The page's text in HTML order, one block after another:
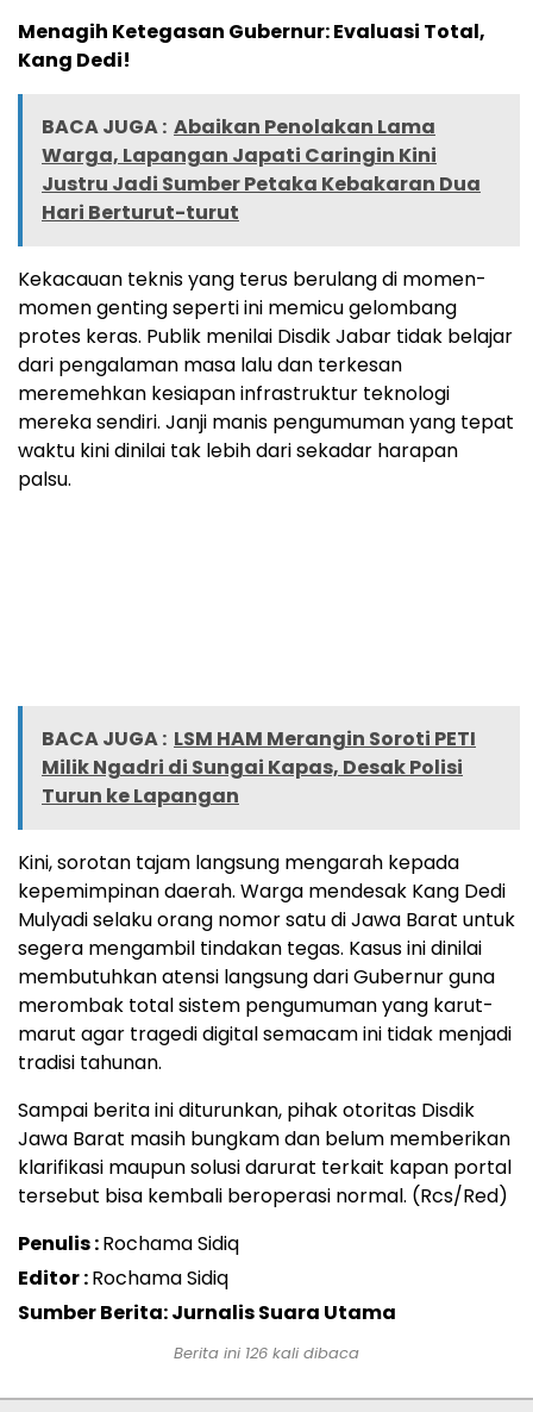
Menagih Ketegasan Gubernur: Evaluasi Total,
Kang Dedi!
BACA JUGA : Abaikan Penolakan Lama
Warga, Lapangan Japati Caringin Kini
Justru Jadi Sumber Petaka Kebakaran Dua
Hari Berturut-turut
Kekacauan teknis yang terus berulang di momen-
momen genting seperti ini memicu gelombang
protes keras. Publik menilai Disdik Jabar tidak belajar
dari pengalaman masa lalu dan terkesan
meremehkan kesiapan infrastruktur teknologi
mereka sendiri. Janji manis pengumuman yang tepat
waktu kini dinilai tak lebih dari sekadar harapan
palsu.
BACA JUGA : LSM HAM Merangin Soroti PETI
Milik Ngadri di Sungai Kapas, Desak Polisi
Turun ke Lapangan
Kini, sorotan tajam langsung mengarah kepada
kepemimpinan daerah. Warga mendesak Kang Dedi
Mulyadi selaku orang nomor satu di Jawa Barat untuk
segera mengambil tindakan tegas. Kasus ini dinilai
membutuhkan atensi langsung dari Gubernur guna
merombak total sistem pengumuman yang karut-
marut agar tragedi digital semacam ini tidak menjadi
tradisi tahunan.
Sampai berita ini diturunkan, pihak otoritas Disdik
Jawa Barat masih bungkam dan belum memberikan
klarifikasi maupun solusi darurat terkait kapan portal
tersebut bisa kembali beroperasi normal. (Rcs/Red)
Penulis :Rochama Sidiq
Editor :Rochama Sidiq
Sumber Berita: Jurnalis Suara Utama
Berita ini 126 kali dibaca